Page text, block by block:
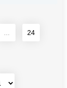
24